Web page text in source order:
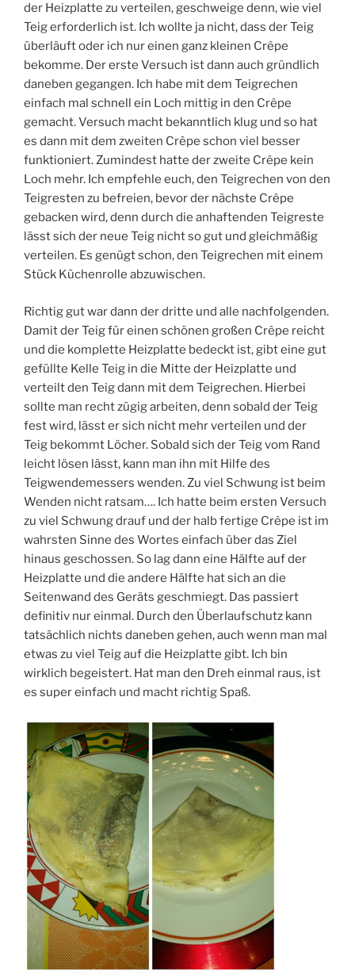
der Heizplatte zu verteilen, geschweige denn, wie viel
Teig erforderlich ist. Ich wollte ja nicht, dass der Teig
überläuft oder ich nur einen ganz kleinen Crêpe
bekomme. Der erste Versuch ist dann auch gründlich
daneben gegangen. Ich habe mit dem Teigrechen
einfach mal schnell ein Loch mittig in den Crêpe
gemacht. Versuch macht bekanntlich klug und so hat
es dann mit dem zweiten Crêpe schon viel besser
funktioniert. Zumindest hatte der zweite Crêpe kein
Loch mehr. Ich empfehle euch, den Teigrechen von den
Teigresten zu befreien, bevor der nächste Crêpe
gebacken wird, denn durch die anhaftenden Teigreste
lässt sich der neue Teig nicht so gut und gleichmäßig
verteilen. Es genügt schon, den Teigrechen mit einem
Stück Küchenrolle abzuwischen.
Richtig gut war dann der dritte und alle nachfolgenden.
Damit der Teig für einen schönen großen Crêpe reicht
und die komplette Heizplatte bedeckt ist, gibt eine gut
gefüllte Kelle Teig in die Mitte der Heizplatte und
verteilt den Teig dann mit dem Teigrechen. Hierbei
sollte man recht zügig arbeiten, denn sobald der Teig
fest wird, lässt er sich nicht mehr verteilen und der
Teig bekommt Löcher. Sobald sich der Teig vom Rand
leicht lösen lässt, kann man ihn mit Hilfe des
Teigwendemessers wenden. Zu viel Schwung ist beim
Wenden nicht ratsam…. Ich hatte beim ersten Versuch
zu viel Schwung drauf und der halb fertige Crêpe ist im
wahrsten Sinne des Wortes einfach über das Ziel
hinaus geschossen. So lag dann eine Hälfte auf der
Heizplatte und die andere Hälfte hat sich an die
Seitenwand des Geräts geschmiegt. Das passiert
definitiv nur einmal. Durch den Überlaufschutz kann
tatsächlich nichts daneben gehen, auch wenn man mal
etwas zu viel Teig auf die Heizplatte gibt. Ich bin
wirklich begeistert. Hat man den Dreh einmal raus, ist
es super einfach und macht richtig Spaß.